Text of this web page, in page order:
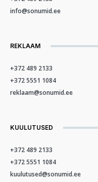
info@sonumid.ee
REKLAAM
+372 489 2133
+372 5551 1084
reklaam@sonumid.ee
KUULUTUSED
+372 489 2133
+372 5551 1084
kuulutused@sonumid.ee